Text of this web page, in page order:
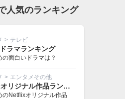
人気のランキング
> テレビ
ラマランキング
の面白いドラマは？
> エンタメその他
Netflixオリジナル作品ランキング
のNetflixオリジナル作品